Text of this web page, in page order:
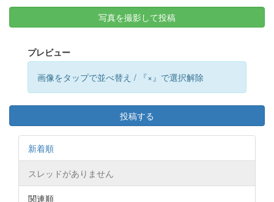
写真を撮影して投稿
プレビュー
画像をタップで並べ替え / 『×』で選択解除
投稿する
新着順
スレッドがありません
関連順